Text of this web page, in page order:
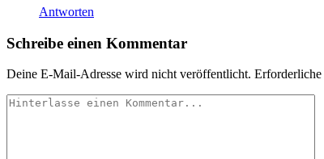
Antworten
Schreibe einen Kommentar
Deine E-Mail-Adresse wird nicht veröffentlicht.